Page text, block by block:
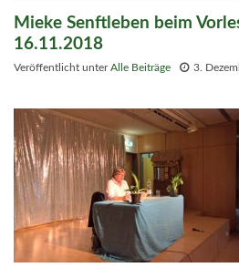
Mieke Senftleben beim
16.11.2018
Veröffentlicht unterAlle Beiträge 3.